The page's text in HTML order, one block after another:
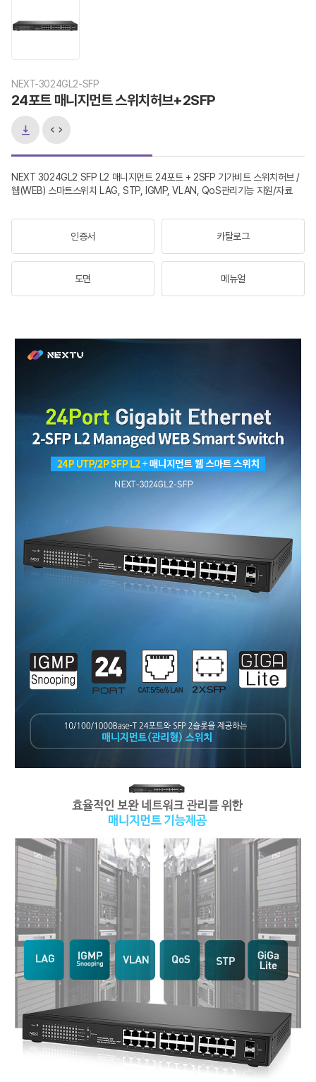
NEXT-3024GL2-SFP
24포트 매니지먼트 스위치허브+2SFP
NEXT 3024GL2 SFP L2 매니지먼트 24포트 + 2SFP 기가비트 스위치허브 /
웹(WEB) 스마트스위치 LAG, STP, IGMP, VLAN, QoS관리기능 지원/자료
인증서 카탈로그
도면 메뉴얼